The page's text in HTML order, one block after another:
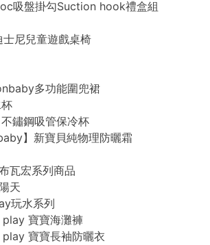
吸盤掛勾Suction hook禮盒組
尼兒童遊戲桌椅
多功能圍兜裙
鏽鋼吸管保冷杯
】新寶貝純物理防曬霜
瓦宏系列商品
天
玩水系列
play 寶寶海灘褲
寶寶長袖防曬衣